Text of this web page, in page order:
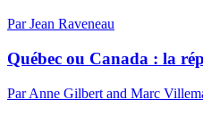
Par Jean Raveneau
Québec ou Canada : la
Par Anne Gilbert and Marc